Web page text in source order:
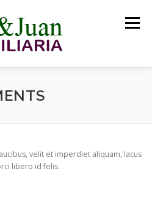
Menú
velit et imperdiet aliquam, lacus
libero id felis.